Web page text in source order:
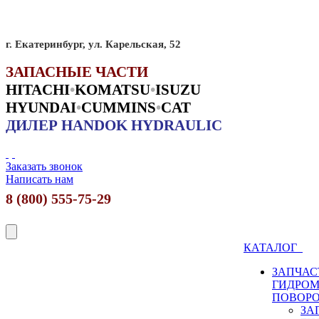
г. Екатеринбург, ул. Карельская, 52
ЗАПАСНЫЕ ЧАСТИ
HITACHI•KOMATSU•ISUZU
HYUNDAI•CUMMINS•CAT
ДИЛЕР HANDOK HYDRAULIC
Заказать звонок
Написать нам
8 (800) 555-75-29
КАТАЛОГ